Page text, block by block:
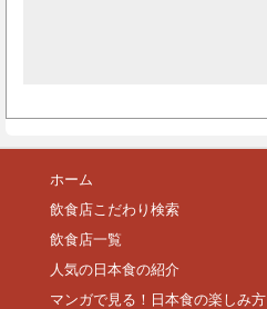
ホーム
飲食店こだわり検索
飲食店一覧
人気の日本食の紹介
マンガで見る！日本食の楽しみ方